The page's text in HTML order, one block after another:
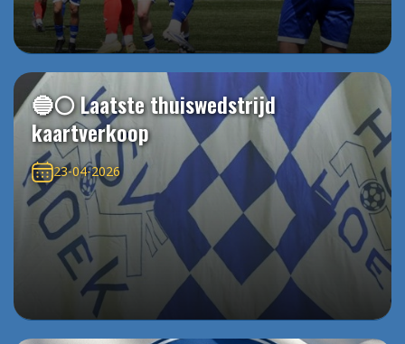
🔵⚪️ Laatste thuiswedstrijd
kaartverkoop
23-04-2026